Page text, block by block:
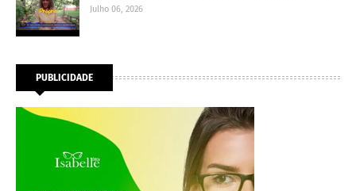
Julho 06, 2026
PUBLICIDADE